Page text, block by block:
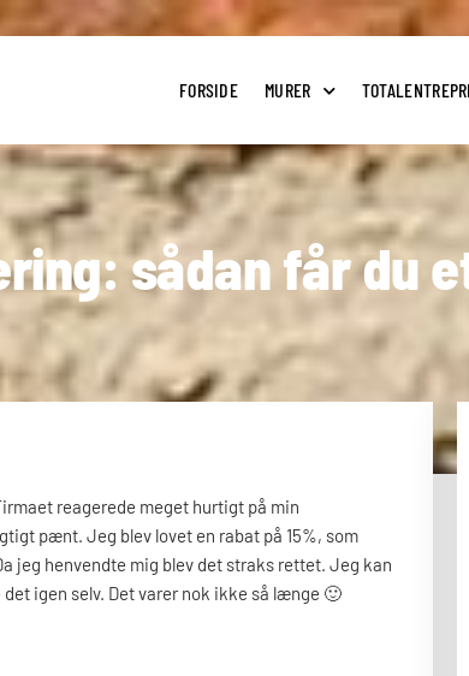
FORSIDE MURER
sådan får du
reagerede meget hurtigt på min
pænt. Jeg blev lovet en rabat på 15%, som
jeg henvendte mig blev det straks rettet. Jeg kan
igen selv. Det varer nok ikke så længe 🙂​